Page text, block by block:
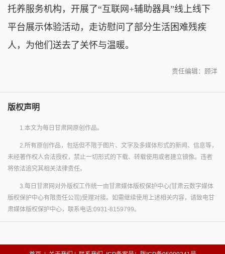
托养服务机构，开展了“互联网+辅助器具”线上线下
平台展示体验活动，走访慰问了部分生活困难残疾
人，为他们送去了关怀与温暖。
责任编辑：顾洋
版权声明
1.本文为每日甘肃网原创作品。
2.所有原创作品，包括但不限于图片、文字及多媒体形式的新闻、信息等，
未经著作权人合法授权，禁止一切形式的下载、转载使用或者建立镜像。违者
将依法追究其相关法律责任。
3.每日甘肃网对外版权工作统一由甘肃媒体版权保护中心(甘肃云数字媒体
版权保护中心有限责任公司)受理对接。如需继续使用上述相关内容，请致电甘
肃媒体版权保护中心，联系电话:0931-8159799。